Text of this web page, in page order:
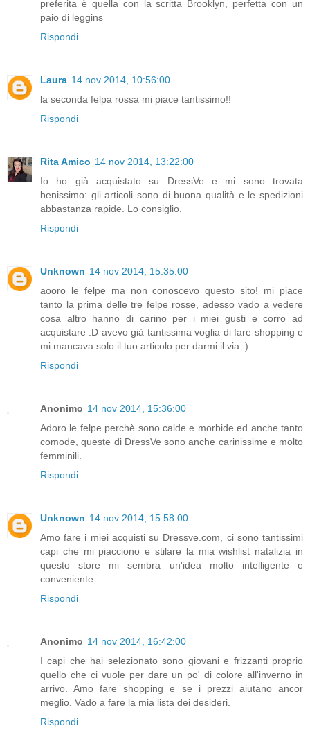
preferita è quella con la scritta Brooklyn, perfetta con un
paio di leggins
Rispondi
Laura 14 nov 2014, 10:56:00
la seconda felpa rossa mi piace tantissimo!!
Rispondi
Rita Amico 14 nov 2014, 13:22:00
Io ho già acquistato su DressVe e mi sono trovata
benissimo: gli articoli sono di buona qualità e le spedizioni
abbastanza rapide. Lo consiglio.
Rispondi
Unknown 14 nov 2014, 15:35:00
aooro le felpe ma non conoscevo questo sito! mi piace
tanto la prima delle tre felpe rosse, adesso vado a vedere
cosa altro hanno di carino per i miei gusti e corro ad
acquistare :D avevo già tantissima voglia di fare shopping e
mi mancava solo il tuo articolo per darmi il via :)
Rispondi
Anonimo 14 nov 2014, 15:36:00
Adoro le felpe perchè sono calde e morbide ed anche tanto
comode, queste di DressVe sono anche carinissime e molto
femminili.
Rispondi
Unknown 14 nov 2014, 15:58:00
Amo fare i miei acquisti su Dressve.com, ci sono tantissimi
capi che mi piacciono e stilare la mia wishlist natalizia in
questo store mi sembra un'idea molto intelligente e
conveniente.
Rispondi
Anonimo 14 nov 2014, 16:42:00
I capi che hai selezionato sono giovani e frizzanti proprio
quello che ci vuole per dare un po' di colore all'inverno in
arrivo. Amo fare shopping e se i prezzi aiutano ancor
meglio. Vado a fare la mia lista dei desideri.
Rispondi